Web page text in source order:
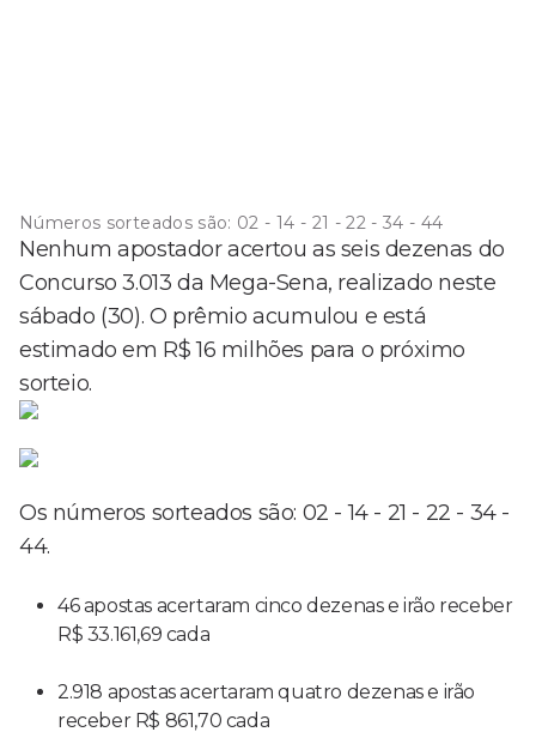
Números sorteados são: 02 - 14 - 21 - 22 - 34 - 44
Nenhum apostador acertou as seis dezenas do
Concurso 3.013 da Mega-Sena, realizado neste
sábado (30). O prêmio acumulou e está
estimado em R$ 16 milhões para o próximo
sorteio.
Os números sorteados são: 02 - 14 - 21 - 22 - 34 -
44.
46 apostas acertaram cinco dezenas e irão receber
R$ 33.161,69 cada
2.918 apostas acertaram quatro dezenas e irão
receber R$ 861,70 cada